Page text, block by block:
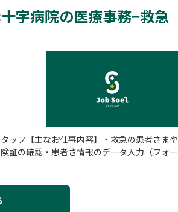
字病院の医療事務−救急
ッフ【主なお仕事内容】・救急の患者さまや
証の確認・患者さ情報のデータ入力（フォー